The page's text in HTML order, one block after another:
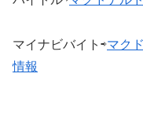
マイナビバイト⇨マク
情報